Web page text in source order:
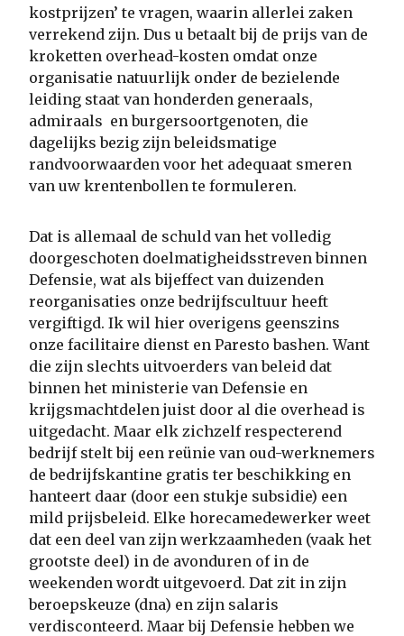
kostprijzen’ te vragen, waarin allerlei zaken
verrekend zijn. Dus u betaalt bij de prijs van de
kroketten overhead-kosten omdat onze
organisatie natuurlijk onder de bezielende
leiding staat van honderden generaals,
admiraals en burgersoortgenoten, die
dagelijks bezig zijn beleidsmatige
randvoorwaarden voor het adequaat smeren
van uw krentenbollen te formuleren.
Dat is allemaal de schuld van het volledig
doorgeschoten doelmatigheidsstreven binnen
Defensie, wat als bijeffect van duizenden
reorganisaties onze bedrijfscultuur heeft
vergiftigd. Ik wil hier overigens geenszins
onze facilitaire dienst en Paresto bashen. Want
die zijn slechts uitvoerders van beleid dat
binnen het ministerie van Defensie en
krijgsmachtdelen juist door al die overhead is
uitgedacht. Maar elk zichzelf respecterend
bedrijf stelt bij een reünie van oud-werknemers
de bedrijfskantine gratis ter beschikking en
hanteert daar (door een stukje subsidie) een
mild prijsbeleid. Elke horecamedewerker weet
dat een deel van zijn werkzaamheden (vaak het
grootste deel) in de avonduren of in de
weekenden wordt uitgevoerd. Dat zit in zijn
beroepskeuze (dna) en zijn salaris
verdisconteerd. Maar bij Defensie hebben we